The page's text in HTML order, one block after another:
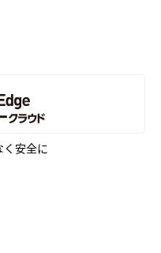
く安全に